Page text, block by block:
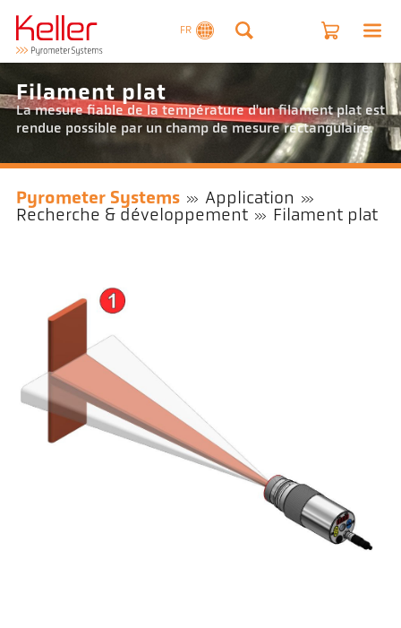
FR
Filament plat
La mesure fiable de la température d'un filament plat est
rendue possible par un champ de mesure rectangulaire.
Pyrometer Systems
Application
Recherche & développement
Filament plat